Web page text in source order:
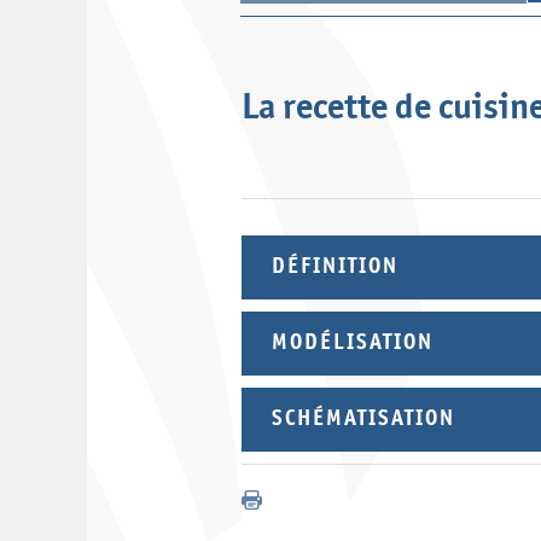
La recette de
DÉFINITION
MODÉLISATION
SCHÉMATISATION